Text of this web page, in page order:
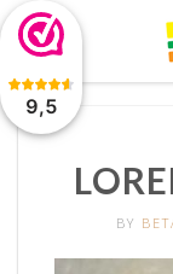
9,5
BY
De waardering